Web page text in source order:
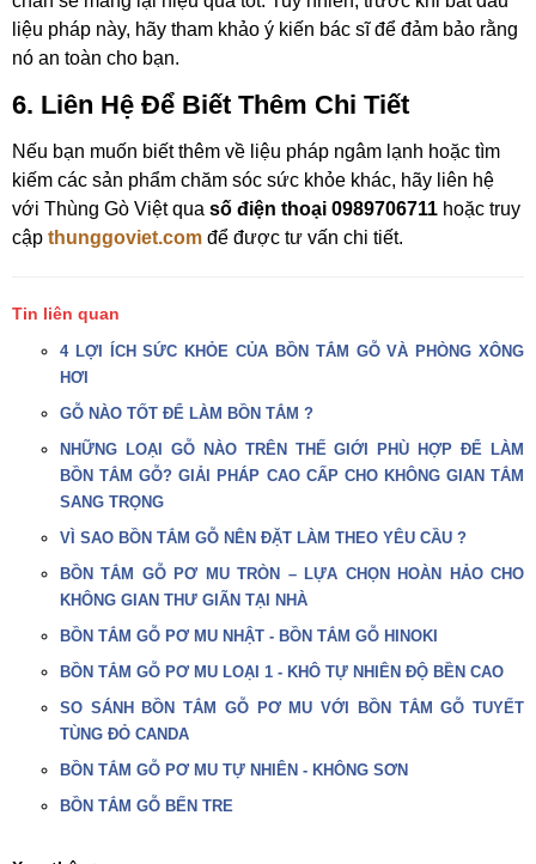
liệu pháp này, hãy tham khảo ý kiến bác sĩ để đảm bảo rằng
nó an toàn cho bạn.
6. Liên Hệ Để Biết Thêm Chi Tiết
Nếu bạn muốn biết thêm về liệu pháp ngâm lạnh hoặc tìm
kiếm các sản phẩm chăm sóc sức khỏe khác, hãy liên hệ
với Thùng Gò Việt qua số điện thoại 0989706711 hoặc truy
cập thunggoviet.com để được tư vấn chi tiết.
Tin liên quan
4 LỢI ÍCH SỨC KHỎE CỦA BỒN TẮM GỖ VÀ PHÒNG XÔNG
HƠI
GỖ NÀO TỐT ĐỂ LÀM BỒN TẮM ?
NHỮNG LOẠI GỖ NÀO TRÊN THẾ GIỚI PHÙ HỢP ĐỂ LÀM
BỒN TẮM GỖ? GIẢI PHÁP CAO CẤP CHO KHÔNG GIAN TẮM
SANG TRỌNG
VÌ SAO BỒN TẮM GỖ NÊN ĐẶT LÀM THEO YÊU CẦU ?
BỒN TẮM GỖ PƠ MU TRÒN – LỰA CHỌN HOÀN HẢO CHO
KHÔNG GIAN THƯ GIÃN TẠI NHÀ
BỒN TẮM GỖ PƠ MU NHẬT - BỒN TẮM GỖ HINOKI
BỒN TẮM GỖ PƠ MU LOẠI 1 - KHÔ TỰ NHIÊN ĐỘ BỀN CAO
SO SÁNH BỒN TẮM GỖ PƠ MU VỚI BỒN TẮM GỖ TUYẾT
TÙNG ĐỎ CANDA
BỒN TẮM GỖ PƠ MU TỰ NHIÊN - KHÔNG SƠN
BỒN TẮM GỖ BẾN TRE